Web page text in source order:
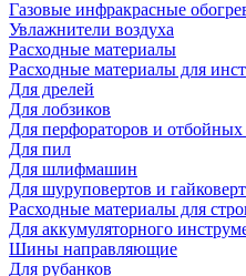
Газовые инфракрасные
Увлажнители воздуха
Расходные материалы
Расходные материалы для
Для дрелей
Для лобзиков
Для перфораторов и отбойных
Для пил
Для шлифмашин
Для шуруповертов и
Расходные материалы для
Для аккумуляторного
Шины направляющие
Для рубанков